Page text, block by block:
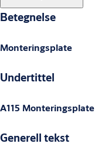
Betegnelse
Monteringsplate
Undertittel
A115 Monteringsplate
Generell tekst